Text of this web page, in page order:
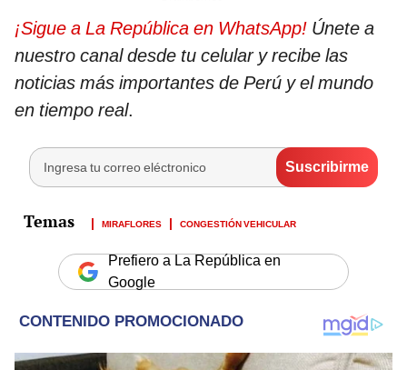
¡Sigue a La República en WhatsApp! Únete a
nuestro canal desde tu celular y recibe las
noticias más importantes de Perú y el mundo
en tiempo real.
MIRAFLORES CONGESTIÓN VEHICULAR
Prefiero a La República en
Google